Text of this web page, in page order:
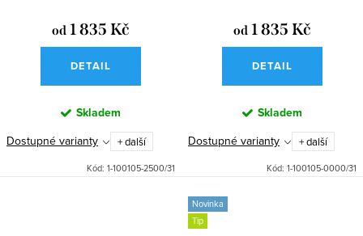
od 1 835 Kč
DETAIL
Skladem
Dostupné varianty + další
Kód: 1-100105-2500/31
od 1 835 Kč
DETAIL
Skladem
Dostupné varianty + další
Kód: 1-100105-0000/31
Novinka
Tip